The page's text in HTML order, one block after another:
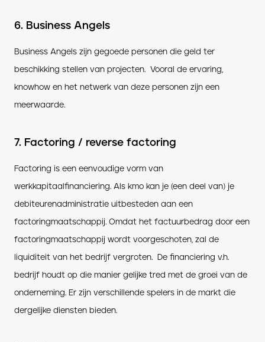
6. Business Angels
Business Angels zijn gegoede personen die geld ter
beschikking stellen van projecten. Vooral de ervaring,
knowhow en het netwerk van deze personen zijn een
meerwaarde.
7. Factoring / reverse factoring
Factoring is een eenvoudige vorm van
werkkapitaalfinanciering. Als kmo kan je (een deel van) je
debiteurenadministratie uitbesteden aan een
factoringmaatschappij. Omdat het factuurbedrag door een
factoringmaatschappij wordt voorgeschoten, zal de
liquiditeit van het bedrijf vergroten. De financiering v.h.
bedrijf houdt op die manier gelijke tred met de groei van de
onderneming. Er zijn verschillende spelers in de markt die
dergelijke diensten bieden.